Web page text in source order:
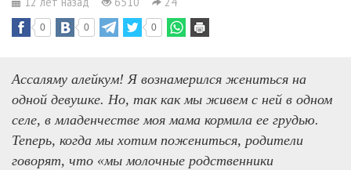
0 0 0
Ассаляму алейкум! Я вознамерился жениться на
одной девушке. Но, так как мы живем с ней в одном
селе, в младенчестве моя мама кормила ее грудью.
Теперь, когда мы хотим пожениться, родители
говорят, что «мы молочные родственники